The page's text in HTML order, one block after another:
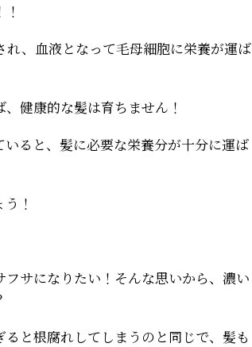
、血液となって毛母細胞に栄養が運ば
健康的な髪は育ちません！
ると、髪に必要な栄養分が十分に運ば
！
サになりたい！そんな思いから、濃い
と根腐れしてしまうのと同じで、髪も